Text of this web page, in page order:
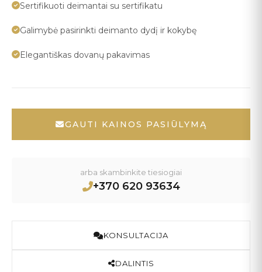
Sertifikuoti deimantai su sertifikatu
Galimybė pasirinkti deimanto dydį ir kokybę
Elegantiškas dovanų pakavimas
GAUTI KAINOS PASIŪLYMĄ
arba skambinkite tiesiogiai
+370 620 93634
KONSULTACIJA
DALINTIS